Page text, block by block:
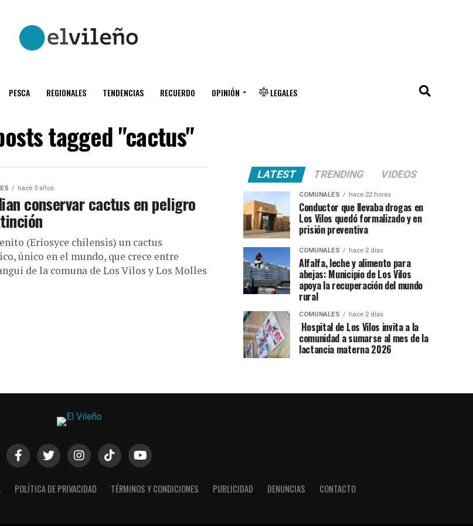
PESCA REGIONALES TENDENCIAS RECUERDO OPINIÓN LEGALES
tagged "cactus"
hace 3 años
conservar cactus en peligro
(Eriosyce chilensis) un cactus
único en el mundo, que crece entre
de la comuna de Los Vilos y Los Molles
LATEST TRENDING VIDEOS
COMUNALES hace 22 horas
Conductor que llevaba drogas en
Los Vilos quedó formalizado y en
prisión preventiva
COMUNALES hace 2 días
Alfalfa, leche y alimento para
abejas: Municipio de Los Vilos
apoya la recuperación del mundo
rural
COMUNALES hace 2 días
Hospital de Los Vilos invita a la
comunidad a sumarse al mes de la
lactancia materna 2026
POLÍTICA DE PRIVACIDAD TÉRMINOS Y CONDICIONES PUBLICIDAD DENUNCIAS CONTACTO